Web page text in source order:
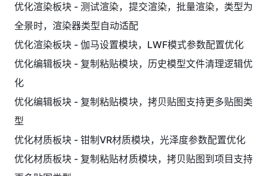
优化渲染板块 - 测试渲染，提交渲染，批量渲染，类型为
全景时，渲染器类型自动适配
优化渲染板块 - 伽马设置模块，LWF模式参数配置优化
优化编辑板块 - 复制粘贴模块，历史模型文件清理逻辑优
化
优化编辑板块 - 复制粘贴模块，拷贝贴图支持更多贴图类
型
优化材质板块 - 钳制VR材质模块，光泽度参数配置优化
优化材质板块 - 复制粘贴材质模块，拷贝贴图到项目支持